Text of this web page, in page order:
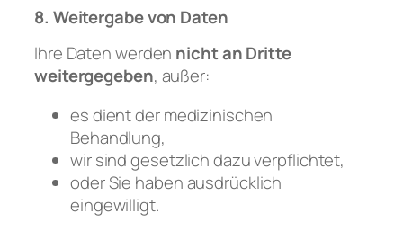
8. Weitergabe von Daten
Ihre Daten werden nicht an Dritte
weitergegeben, außer:
es dient der medizinischen
Behandlung,
wir sind gesetzlich dazu verpflichtet,
oder Sie haben ausdrücklich
eingewilligt.